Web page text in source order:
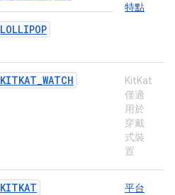
特點
LOLLIPOP
KITKAT_WATCH
KitKat
僅適
用於
穿戴
式裝
置
KITKAT
平台